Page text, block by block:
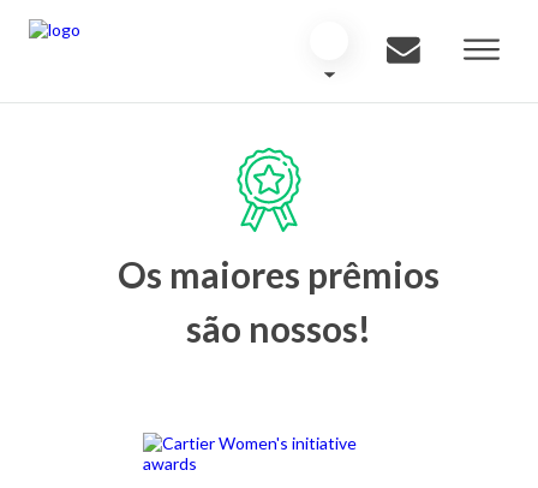
Os maiores prêmios
são nossos!